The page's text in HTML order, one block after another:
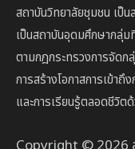
สถาบันวิทยาลัยชุมชน เป็
เป็นสถาบันอุดมศึกษากลุ่ม
ตามกฎกระทรวงการจัด
การสร้างโอกาสการเข้า
และการเรียนรู้ตลอดชีวิต